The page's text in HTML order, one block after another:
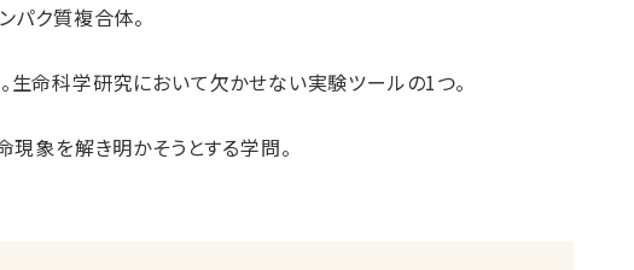
パク質複合体。
命科学研究において欠かせない実験ツールの1つ。
象を解き明かそうとする学問。